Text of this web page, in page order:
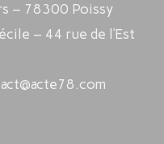
– 78300 Poissy
– 44 rue de l’Est